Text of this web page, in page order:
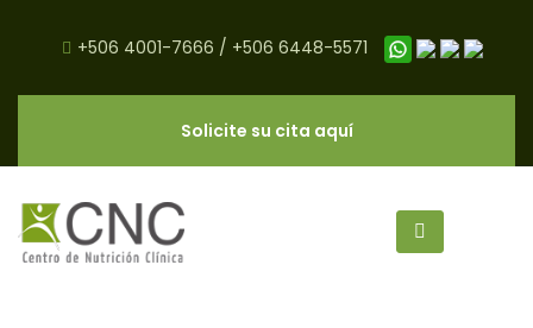
+506 4001-7666 / +506 6448-5571
Solicite su cita aquí